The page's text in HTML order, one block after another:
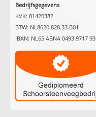
Bedrijfsgegevens
KVK: 81420382
BTW: NL8620.828.33.B01
IBAN: NL65 ABNA 0493 9717 93